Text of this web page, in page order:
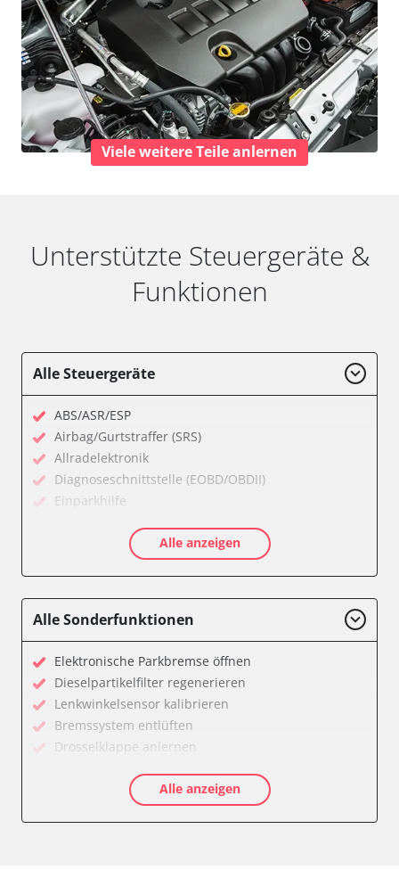
Viele weitere Teile anlernen
Unterstützte Steuergeräte &
Funktionen
Alle Steuergeräte
ABS/ASR/ESP
Airbag/Gurtstraffer (SRS)
Allradelektronik
Diagnoseschnittstelle (EOBD/OBDII)
Einparkhilfe
Getriebesteuerung
Karosseriesteuerung
Lichtsteuerung
Reifendruckkontrolle (RDK)
Servolenkung
Soundsystem
Wegfahrsperre
Zentralelektronik
Zentralelektronik vorne Beifahrer
Verfügbarkeit abhängig von Modell, Motorisierung, Ausstattung
und Konfiguration
Alle anzeigen
Alle Sonderfunktionen
Elektronische Parkbremse öffnen
Dieselpartikelfilter regenerieren
Lenkwinkelsensor kalibrieren
Bremssystem entlüften
Drosselklappe anlernen
Kraftstofftank entleeren
Elektronische Parkbremse kalibrieren
Alle anzeigen